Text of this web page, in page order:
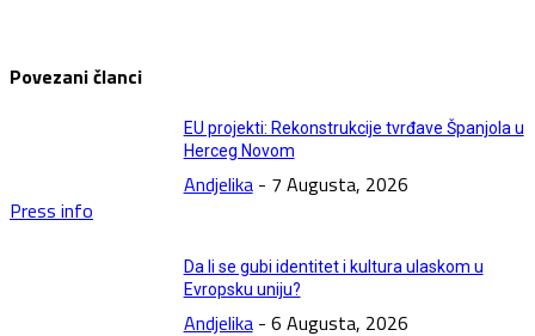
Povezani članci
Press info
EU projekti: Rekonstrukcije tvrđave Španjola u
Herceg Novom
Andjelika - 7 Augusta, 2026
Da li se gubi identitet i kultura ulaskom u
Evropsku uniju?
Andjelika - 6 Augusta, 2026